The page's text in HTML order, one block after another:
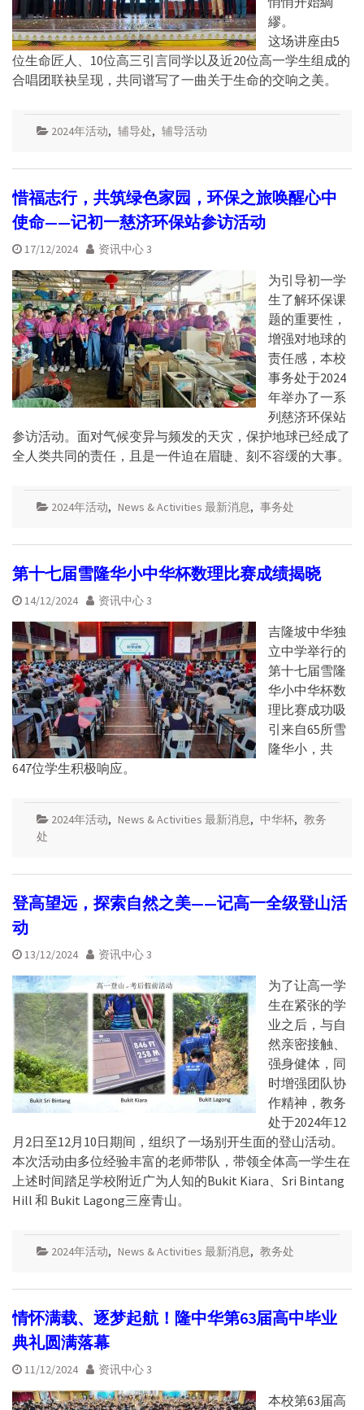
繆。
这场讲座由5
位生命匠人、10位高三引言同学以及近20位高一学生组成的
合唱团联袂呈现，共同谱写了一曲关于生命的交响之美。
2024年活动, 辅导处, 辅导活动
惜福志行，共筑绿色家园，环保之旅唤醒心中
使命——记初一慈济环保站参访活动
17/12/2024 资讯中心 3
为引导初一学
生了解环保课
题的重要性，
增强对地球的
责任感，本校
事务处于2024
年举办了一系
列慈济环保站
参访活动。面对气候变异与频发的天灾，保护地球已经成了
全人类共同的责任，且是一件迫在眉睫、刻不容缓的大事。
2024年活动, News & Activities 最新消息, 事务处
第十七届雪隆华小中华杯数理比赛成绩揭晓
14/12/2024 资讯中心 3
吉隆坡中华独
立中学举行的
第十七届雪隆
华小中华杯数
理比赛成功吸
引来自65所雪
隆华小，共
647位学生积极响应。
2024年活动, News & Activities 最新消息, 中华杯, 教务
处
登高望远，探索自然之美——记高一全级登山活
动
13/12/2024 资讯中心 3
为了让高一学
生在紧张的学
业之后，与自
然亲密接触、
强身健体，同
时增强团队协
作精神，教务
处于2024年12
月2日至12月10日期间，组织了一场别开生面的登山活动。
本次活动由多位经验丰富的老师带队，带领全体高一学生在
上述时间踏足学校附近广为人知的Bukit Kiara、Sri Bintang
Hill 和 Bukit Lagong三座青山。
2024年活动, News & Activities 最新消息, 教务处
情怀满载、逐梦起航！隆中华第63届高中毕业
典礼圆满落幕
11/12/2024 资讯中心 3
本校第63届高